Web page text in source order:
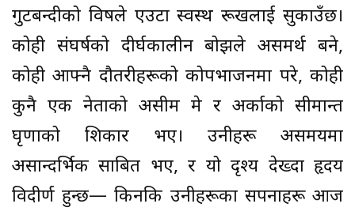
गुटबन्दीको विषले एउटा स्वस्थ रूखलाई सुकाउँछ।
कोही संघर्षको दीर्घकालीन बोझले असमर्थ बने,
कोही आफ्नै दौतरीहरूको कोपभाजनमा परे, कोही
कुनै एक नेताको असीम प्रेम र अर्काको सीमान्त
घृणाको शिकार भए। उनीहरू असमयमा
असान्दर्भिक साबित भए, र यो दृश्य देख्दा हृदय
विदीर्ण हुन्छ— किनकि उनीहरूका सपनाहरू आज